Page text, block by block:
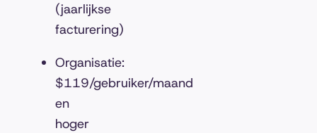
(jaarlijkse
facturering)
Organisatie:
$119/gebruiker/maand
en
hoger